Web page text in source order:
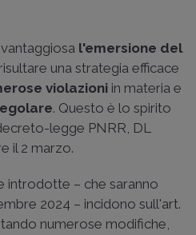
l'emersione del
una strategia efficace
violazioni in materia e
. Questo è lo spirito
legge PNRR, DL
il 2 marzo.
introdotte – che saranno
2024 – incidono sull'art.
numerose modifiche,